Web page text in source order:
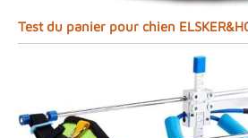
Test du panier pour chien